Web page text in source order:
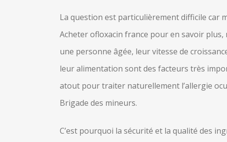
La question est particulièrement difficile car
Acheter ofloxacin france pour en savoir
une personne âgée, leur vitesse de
leur alimentation sont des facteurs très
atout pour traiter naturellement l’allergie
Brigade des mineurs.
C’est pourquoi la sécurité et la qualité des